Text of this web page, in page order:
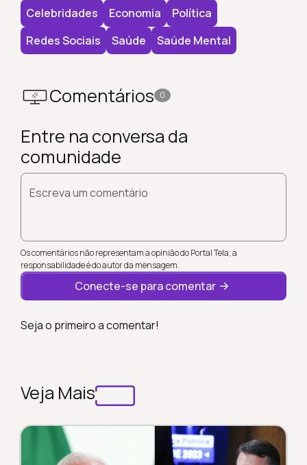
Celebridades Economia
Política
Redes Sociais
Saúde Saúde Mental
Comentários 0
Entre na conversa da
comunidade
Escreva um comentário
Os comentários não representam a opinião do Portal Tela; a
responsabilidade é do autor da mensagem.
Conecte-se para comentar
Seja o primeiro a comentar!
Veja Mais